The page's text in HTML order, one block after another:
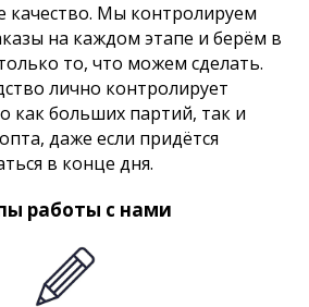
качество. Мы контролируем
на каждом этапе и берём в
то, что можем сделать.
лично контролирует
как больших партий, так и
даже если придётся
в конце дня.
работы с нами